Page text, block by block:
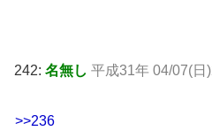
242: 名無し 平成31年 04/07(日
>>236